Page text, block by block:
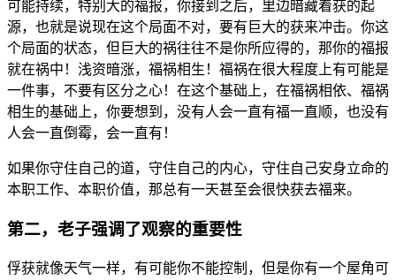
可能持续， 特别 大的福报， 你接到 之后， 里边暗藏着获的起
源， 也就是说现在这个局面不对， 要有 巨大的获来冲击。 你这
个局面的状态， 但 巨大的祸往往不是你所应得的， 那你的福报
就在祸中！ 浅资暗涨， 福祸相生！ 福祸在很大程度 上有可能是
一件事， 不要有 区分之心！ 在这个基础 上， 在福祸相依、 福祸
相生的基础 上， 你要想到， 没有人会一直有福一直顺， 也没有
人会一直倒霉， 会一直有！
如果你守住自 己的道， 守住自 己的内心， 守住自 己安身立命的
本职工作、 本职价值， 那总有一天甚至会很快获去福来。
第二， 老子强调了观察的重要性
俘获就像天气一样， 有可能你不能控制， 但是你有一个屋角可